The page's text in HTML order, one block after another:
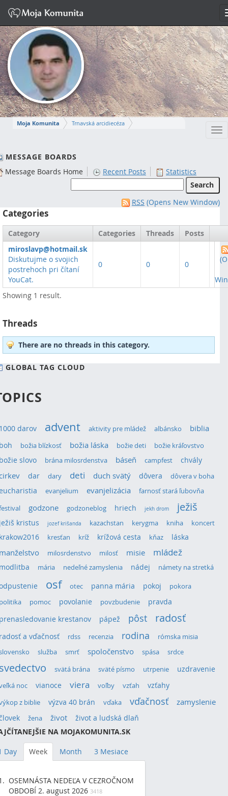
Moja Komunita
Trnavská arcidiecéza
MIROSLAV
Napísať správu
MESSAGE BOARDS
Message Boards Home
Recent Posts Statistics
RSS (Opens New Window)
Categories
Category Categories Threads
Posts
miroslavp@hotmail.sk
Diskutujme o svojich
postrehoch pri čítaní
YouCat.
0 0 0
Showing 1 result.
Threads
There are no threads in this category.
GLOBAL TAG CLOUD
darov advent aktivity pre mládež albánsko
biblia
božia blízkosť božia láska božie deti božie kráľovstvo
slovo brána milosrdenstva báseň campfest chvály
dar dary deti duch svätý dôvera dôvera v boha
evanjelium evanjelizácia
farnosť stará ľubovňa
godzone godzoneblog hriech jekh drom ježiš
kristus jozef krišanda kazachstan kerygma kniha koncert
kresťan kríž krížová cesta kňaz
láska
milosrdenstvo milosť misie mládež
mária nedeľné zamyslenia nádej námety na stretká
osf otec panna mária pokoj
pokora
pomoc povolanie povzbudenie
pravda
krestanov
pápež pôst radosť
a vďačnosť rdss recenzia rodina
rómska misia
služba smrť spoločenstvo spása srdce
svätá brána sväté písmo utrpenie uzdravenie
noc vianoce viera voľby vzťah vzťahy
z biblie výzva 40 brán vďaka vďačnosť
zamyslenie
žena život
život a ludská dlaň
NA MOJAKOMUNITA.SK
Day Week Month 3 Mesiace
OSEMNÁSTA NEDEĽA V CEZROČNOM
OBDOBÍ 2. august 2026 3418